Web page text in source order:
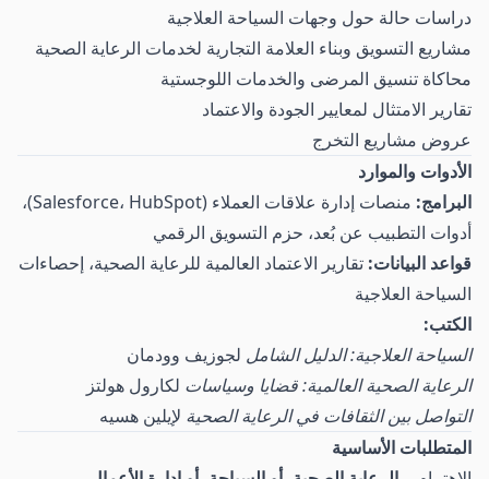
دراسات حالة حول وجهات السياحة العلاجية
مشاريع التسويق وبناء العلامة التجارية لخدمات الرعاية الصحية
محاكاة تنسيق المرضى والخدمات اللوجستية
تقارير الامتثال لمعايير الجودة والاعتماد
عروض مشاريع التخرج
الأدوات والموارد
البرامج:
منصات إدارة علاقات العملاء (Salesforce، HubSpot)،
أدوات التطبيب عن بُعد، حزم التسويق الرقمي
قواعد البيانات: تقارير الاعتماد العالمية للرعاية الصحية، إحصاءات
السياحة العلاجية
الكتب:
السياحة العلاجية: الدليل الشامل لجوزيف وودمان
الرعاية الصحية العالمية: قضايا وسياسات لكارول هولتز
التواصل بين الثقافات في الرعاية الصحية لإيلين هسيه
المتطلبات الأساسية